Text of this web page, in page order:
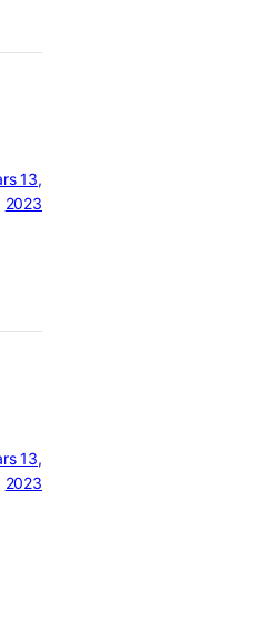
13,
2023
13,
2023